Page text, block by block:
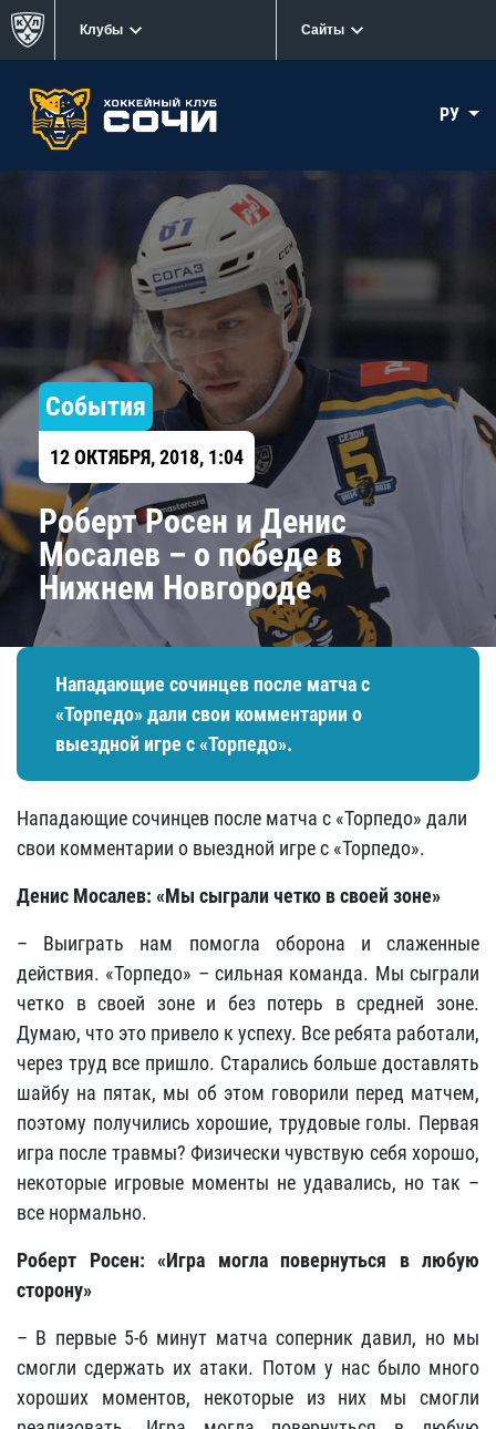
Клубы Сайты
РУ
События
12 ОКТЯБРЯ, 2018, 1:04
Роберт Росен и Денис
Мосалев – о победе в
Нижнем Новгороде
Нападающие сочинцев после матча с
«Торпедо» дали свои комментарии о
выездной игре с «Торпедо».
Нападающие сочинцев после матча с «Торпедо» дали
свои комментарии о выездной игре с «Торпедо».
Денис Мосалев: «Мы сыграли четко в своей зоне»
– Выиграть нам помогла оборона и слаженные
действия. «Торпедо» – сильная команда. Мы сыграли
четко в своей зоне и без потерь в средней зоне.
Думаю, что это привело к успеху. Все ребята работали,
через труд все пришло. Старались больше доставлять
шайбу на пятак, мы об этом говорили перед матчем,
поэтому получились хорошие, трудовые голы. Первая
игра после травмы? Физически чувствую себя хорошо,
некоторые игровые моменты не удавались, но так –
все нормально.
Роберт Росен: «Игра могла повернуться в любую
сторону»
– В первые 5-6 минут матча соперник давил, но мы
смогли сдержать их атаки. Потом у нас было много
хороших моментов, некоторые из них мы смогли